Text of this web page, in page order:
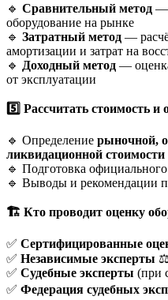
🔹 Сравнительный метод —
оборудование на рынке
🔹 Затратный метод —
амортизации и затрат на
🔹 Доходный метод —
от эксплуатации
5️ Рассчитать стоимость и
🔹 Определение рыночной,
ликвидационной стоимости
🔹 Подготовка официального
🔹 Выводы и рекомендации
🏗 Кто проводит оценку
✅ Сертифицированные
✅ Независимые эксперты
✅ Судебные эксперты (при
✅ Федерация судебных